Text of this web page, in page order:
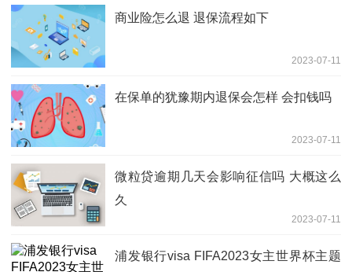
商业险怎么退 退保流程如下
2023-07-11
在保单的犹豫期内退保会怎样 会扣钱吗
2023-07-11
微粒贷逾期几天会影响征信吗 大概这么
久
2023-07-11
浦发银行visa FIFA2023女主世界杯主题